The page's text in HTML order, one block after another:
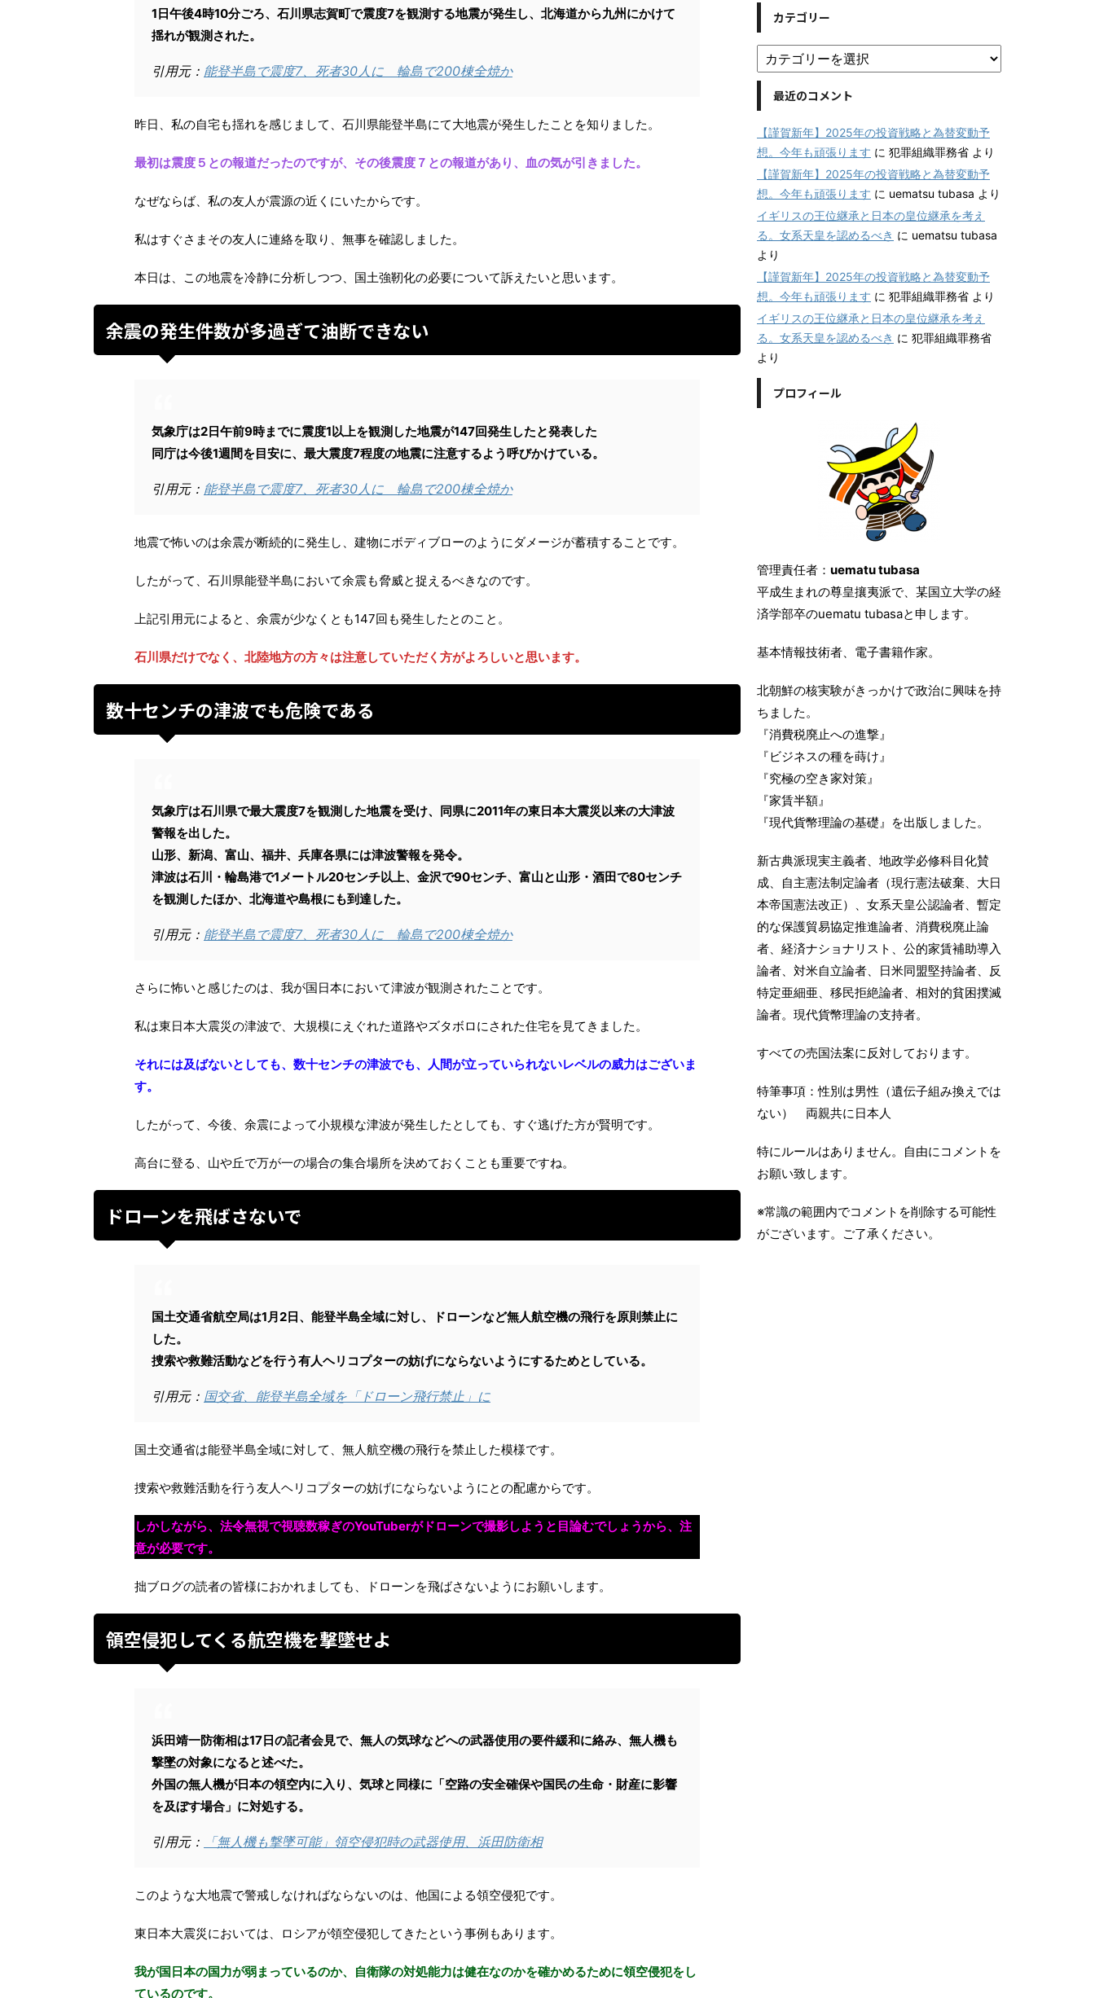
1日午後4時10分ごろ、石川県志賀町で震度7を観測する地震が発生し、北海道から九州にかけて
揺れが観測された。
引用元： 能登半島で震度7、死者30人に 輪島で200棟全焼か
昨日、私の自宅も揺れを感じまして、石川県能登半島にて大地震が発生したことを知りました。
最初は震度５との報道だったのですが、その後震度７との報道があり、血の気が引きました。
なぜならば、私の友人が震源の近くにいたからです。
私はすぐさまその友人に連絡を取り、無事を確認しました。
本日は、この地震を冷静に分析しつつ、国土強靭化の必要について訴えたいと思います。
余震の発生件数が多過ぎて油断できない
気象庁は2日午前9時までに震度1以上を観測した地震が147回発生したと発表した
同庁は今後1週間を目安に、最大震度7程度の地震に注意するよう呼びかけている。
引用元： 能登半島で震度7、死者30人に 輪島で200棟全焼か
地震で怖いのは余震が断続的に発生し、建物にボディブローのようにダメージが蓄積することです。
したがって、石川県能登半島において余震も脅威と捉えるべきなのです。
上記引用元によると、余震が少なくとも147回も発生したとのこと。
石川県だけでなく、北陸地方の方々は注意していただく方がよろしいと思います。
数十センチの津波でも危険である
気象庁は石川県で最大震度7を観測した地震を受け、同県に2011年の東日本大震災以来の大津波
警報を出した。
山形、新潟、富山、福井、兵庫各県には津波警報を発令。
津波は石川・輪島港で1メートル20センチ以上、金沢で90センチ、富山と山形・酒田で80センチ
を観測したほか、北海道や島根にも到達した。
引用元： 能登半島で震度7、死者30人に 輪島で200棟全焼か
さらに怖いと感じたのは、我が国日本において津波が観測されたことです。
私は東日本大震災の津波で、大規模にえぐれた道路やズタボロにされた住宅を見てきました。
それには及ばないとしても、数十センチの津波でも、人間が立っていられないレベルの威力はございま
す。
したがって、今後、余震によって小規模な津波が発生したとしても、すぐ逃げた方が賢明です。
高台に登る、山や丘で万が一の場合の集合場所を決めておくことも重要ですね。
ドローンを飛ばさないで
国土交通省航空局は1月2日、能登半島全域に対し、ドローンなど無人航空機の飛行を原則禁止に
した。
捜索や救難活動などを行う有人ヘリコプターの妨げにならないようにするためとしている。
引用元： 国交省、能登半島全域を「ドローン飛行禁止」に
国土交通省は能登半島全域に対して、無人航空機の飛行を禁止した模様です。
捜索や救難活動を行う友人ヘリコプターの妨げにならないようにとの配慮からです。
しかしながら、法令無視で視聴数稼ぎのYouTuberがドローンで撮影しようと目論むでしょうから、注
意が必要です。
拙ブログの読者の皆様におかれましても、ドローンを飛ばさないようにお願いします。
領空侵犯してくる航空機を撃墜せよ
浜田靖一防衛相は17日の記者会見で、無人の気球などへの武器使用の要件緩和に絡み、無人機も
撃墜の対象になると述べた。
外国の無人機が日本の領空内に入り、気球と同様に「空路の安全確保や国民の生命・財産に影響
を及ぼす場合」に対処する。
引用元： 「無人機も撃墜可能」領空侵犯時の武器使用、浜田防衛相
このような大地震で警戒しなければならないのは、他国による領空侵犯です。
東日本大震災においては、ロシアが領空侵犯してきたという事例もあります。
我が国日本の国力が弱まっているのか、自衛隊の対処能力は健在なのかを確かめるために領空侵犯をし
ているのです。
カテゴリー
最近のコメント
【謹賀新年】2025年の投資戦略と為替変動予
想。今年も頑張ります に 犯罪組織罪務省 より
【謹賀新年】2025年の投資戦略と為替変動予
想。今年も頑張ります に uematsu tubasa より
イギリスの王位継承と日本の皇位継承を考え
る。女系天皇を認めるべき に uematsu tubasa
より
【謹賀新年】2025年の投資戦略と為替変動予
想。今年も頑張ります に 犯罪組織罪務省 より
イギリスの王位継承と日本の皇位継承を考え
る。女系天皇を認めるべき に 犯罪組織罪務省
より
プロフィール
管理責任者： uematu tubasa
平成生まれの尊皇攘夷派で、某国立大学の経
済学部卒のuematu tubasaと申します。
基本情報技術者、電子書籍作家。
北朝鮮の核実験がきっかけで政治に興味を持
ちました。
『消費税廃止への進撃』
『ビジネスの種を蒔け』
『究極の空き家対策』
『家賃半額』
『現代貨幣理論の基礎』を出版しました。
新古典派現実主義者、地政学必修科目化賛
成、自主憲法制定論者（現行憲法破棄、大日
本帝国憲法改正）、女系天皇公認論者、暫定
的な保護貿易協定推進論者、消費税廃止論
者、経済ナショナリスト、公的家賃補助導入
論者、対米自立論者、日米同盟堅持論者、反
特定亜細亜、移民拒絶論者、相対的貧困撲滅
論者。現代貨幣理論の支持者。
すべての売国法案に反対しております。
特筆事項：性別は男性（遺伝子組み換えでは
ない） 両親共に日本人
特にルールはありません。自由にコメントを
お願い致します。
※常識の範囲内でコメントを削除する可能性
がございます。ご了承ください。